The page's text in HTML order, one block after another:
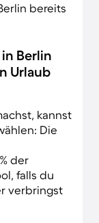
bereits
Berlin
Urlaub
kannst
Die
der
falls du
verbringst